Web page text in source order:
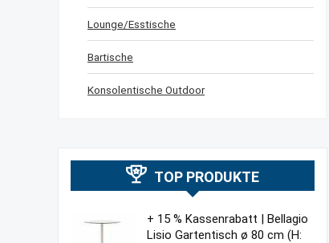
Lounge/Esstische
Bartische
Konsolentische Outdoor
TOP PRODUKTE
+ 15 % Kassenrabatt | Bellagio
Lisio Gartentisch ø 80 cm (H: